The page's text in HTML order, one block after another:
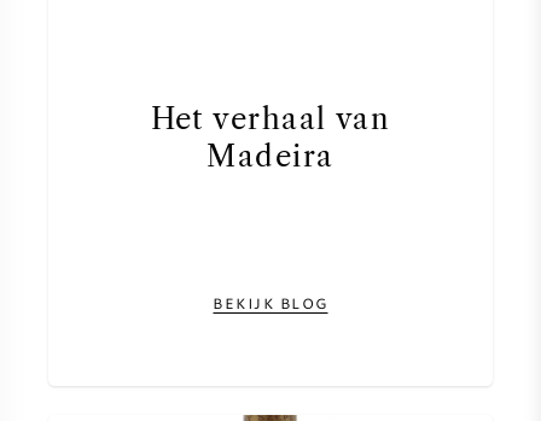
Het verhaal van
Madeira
BEKIJK BLOG